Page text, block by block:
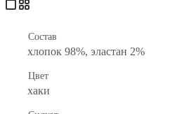
Состав
хлопок 98%, эластан 2%
Цвет
хаки